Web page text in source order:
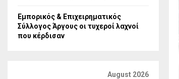
Εμπορικός & Επιχειρηματικός
Σύλλογος Άργους οι τυχεροί λαχνοί
που κέρδισαν
August 2026